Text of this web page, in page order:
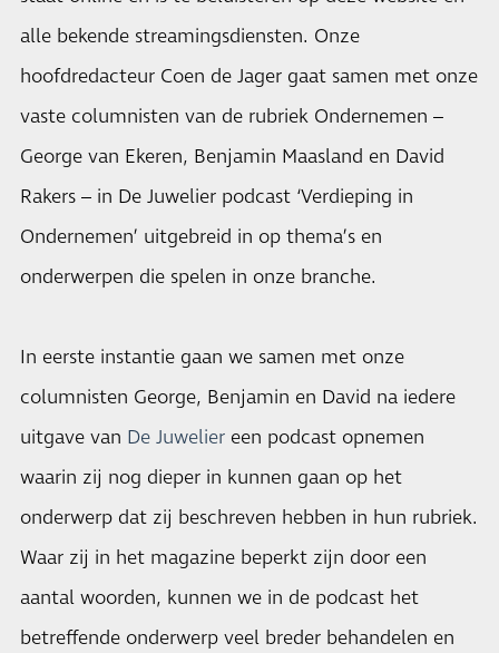
alle bekende streamingsdiensten. Onze
hoofdredacteur Coen de Jager gaat samen met onze
vaste columnisten van de rubriek Ondernemen –
George van Ekeren, Benjamin Maasland en David
Rakers – in De Juwelier podcast ‘Verdieping in
Ondernemen’ uitgebreid in op thema’s en
onderwerpen die spelen in onze branche.
In eerste instantie gaan we samen met onze
columnisten George, Benjamin en David na iedere
uitgave van De Juwelier een podcast opnemen
waarin zij nog dieper in kunnen gaan op het
onderwerp dat zij beschreven hebben in hun rubriek.
Waar zij in het magazine beperkt zijn door een
aantal woorden, kunnen we in de podcast het
betreffende onderwerp veel breder behandelen en